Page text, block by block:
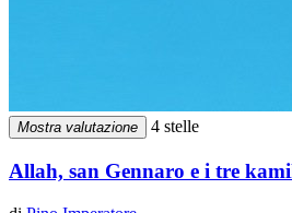
Mostra valutazione 4 stelle
Allah, san Gennaro e i tre